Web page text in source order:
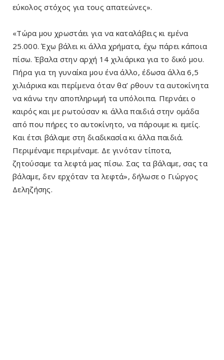
εύκολος στόχος για τους απατεώνες».
«Τώρα μου χρωστάει για να καταλάβεις κι εμένα
25.000. Έχω βάλει κι άλλα χρήματα, έχω πάρει κάποια
πίσω. Έβαλα στην αρχή 14 χιλιάρικα για το δικό μου.
Πήρα για τη γυναίκα μου ένα άλλο, έδωσα άλλα 6,5
χιλιάρικα και περίμενα όταν θα’ ρθουν τα αυτοκίνητα
να κάνω την αποπληρωμή τα υπόλοιπα. Περνάει ο
καιρός και με ρωτούσαν κι άλλα παιδιά στην ομάδα
από που πήρες το αυτοκίνητο, να πάρουμε κι εμείς.
Και έτσι βάλαμε στη διαδικασία κι άλλα παιδιά.
Περιμέναμε περιμέναμε. Δε γινόταν τίποτα,
ζητούσαμε τα λεφτά μας πίσω. Σας τα βάλαμε, σας τα
βάλαμε, δεν ερχόταν τα λεφτά», δήλωσε ο Γιώργος
Δεληζήσης.